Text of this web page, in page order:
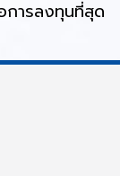
การลงทุนที่สุด